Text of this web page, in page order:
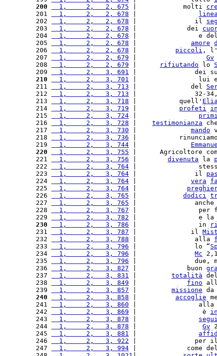
200
  1,     2,   2, 675
|            molti
201
  1,     2,   2, 678
202
  1,     2,   2, 678
|               il
203
  1,     2,   2, 678
|             dei
204
  1,     2,   2, 678
|                e
205
  1,     2,   2, 678
amore
206
  1,     2,   2, 678
piccoli ,
207
  1,     2,   2, 679
Gv
208
  1,     2,   2, 679
rifiutando lo
209
  1,     2,   3, 691
|               dei
210
  1,     2,   3, 701
|                lui
211
  1,     2,   3, 713
|              del
212
  1,     2,   3, 713
|               32-
213
  1,     2,   3, 718
|           quell'
214
  1,     2,   3, 719
profeti
215
  1,     2,   3, 724
216
  1,     2,   3, 728
testimonianza
217
  1,     2,   3, 730
mando
218
  1,     2,   3, 736
|
219
  1,     2,   3, 744
220
  1,     2,   3, 755
|      Agricoltore
221
  1,     2,   3, 756
divenuta la
222
  1,     2,   3, 764
|
223
  1,     2,   3, 764
|               il
224
  1,     2,   3, 764
vera
225
  1,     2,   3, 764
226
  1,     2,   3, 765
dodici
227
  1,     2,   3, 765
|               anche
228
  1,     2,   3, 767
|                per
229
  1,     2,   3, 782
|                e
230
  1,     2,   3, 786
|                in
231
  1,     2,   3, 787
|              il
232
  1,     2,   3, 788
|               alla
233
  1,     2,   3, 796
|               lo “
234
  1,     2,   3, 796
Mc
235
  1,     2,   3, 796
|               due,
236
  1,     2,   3, 827
|             buon
237
  1,     2,   3, 831
totalità
238
  1,     2,   3, 849
fino
239
  1,     2,   3, 857
missione
240
  1,     2,   3, 858
accoglie
241
  1,     2,   3, 860
|
242
  1,     2,   3, 869
|                 è
243
  1,     2,   3, 878
244
  1,     2,   3, 878
Gv
245
  1,     2,   3, 881
246
  1,     2,   3, 922
|               per
247
  1,     2,   3, 994
|             come